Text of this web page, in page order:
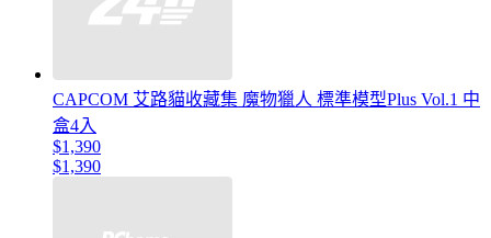
CAPCOM 艾路貓收藏集 魔物獵人 標準模型Plus Vol.1 中
盒4入
$1,390
$1,390